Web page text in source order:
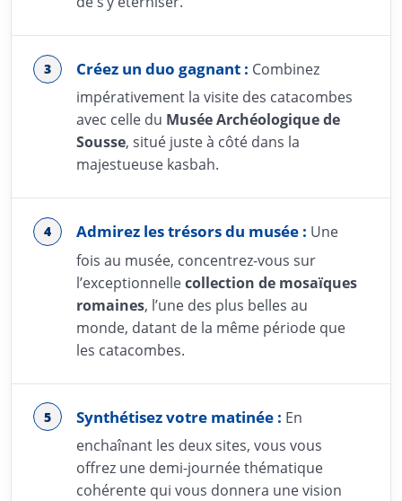
Créez un duo gagnant : Combinez
impérativement la visite des catacombes
avec celle du Musée Archéologique de
Sousse, situé juste à côté dans la
majestueuse kasbah.
Admirez les trésors du musée : Une
fois au musée, concentrez-vous sur
l’exceptionnellecollection de mosaïques
romaines, l’une des plus belles au
monde, datant de la même période que
les catacombes.
Synthétisez votre matinée : En
enchaînant les deux sites, vous vous
offrez une demi-journée thématique
cohérente qui vous donnera une vision